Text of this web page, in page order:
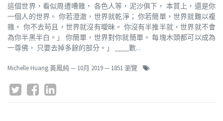
這個世界，看似周遭嘈雜， 各色人等，泥沙俱下， 本質上，還是你
一個人的世界。 你若澄澈，世界就乾淨； 你若簡單，世界就難以複
雜。 你不去苟且，世界就沒有曖昧。 你沒有半推半就，世界就不會
為你半黑半白。」 你簡單，世界對你就簡單。 每塊木頭都可以成為
一尊佛， 只要去掉多餘的部分。」 ____數...
Michelle Huang 黃鳳純— 10月 2019— 1851 瀏覽